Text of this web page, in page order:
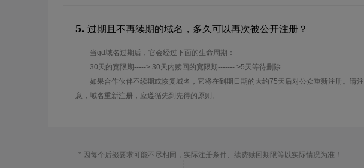
5. 过期且不再续期的域名，多久可以再次被公开注册？
当gd域名过期后，它会经过下面的生命周期：
30天的宽限期-----> 30天内赎回的宽限期------- >5天等待删除
如果合作伙伴不续期或恢复域名，它将在到期日期的大约75天后对公众重新注册。请注
意，域名重新注册，应遵循先到先得的原则。
* 因每个后缀要求可能不尽相同，实际注册条件、续费赎回期限等以实际情况为准！